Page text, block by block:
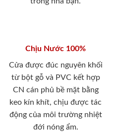
Chịu Nước 100%
Cửa được đúc nguyên khối
từ bột gỗ và PVC kết hợp
CN cán phủ bề mặt bằng
keo kín khít, chịu được tác
động của môi trường nhiệt
đới nóng ẩm.